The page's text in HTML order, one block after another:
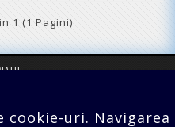
1 (1 Pagini)
uri. Navigarea